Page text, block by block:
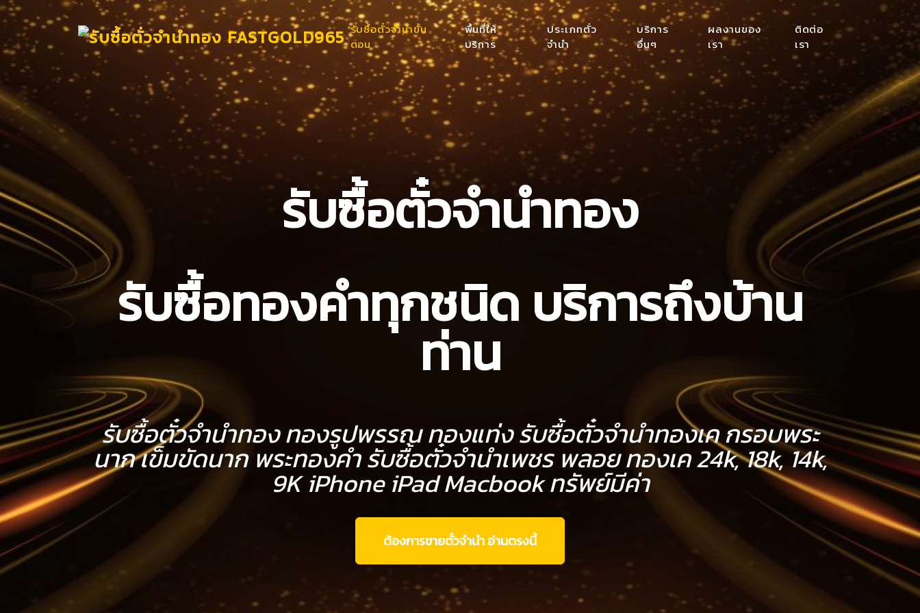
รับซื้อตั๋วจำนำขั้น
ตอน
พื้นที่ให้
บริการ
ประเภทตั่ว
จำนำ
บริการ
อื่นๆ
ผลงานของ
เรา
ติดต่อ
เรา
รับซื้อตั๋วจำนำทอง
รับซื้อทองคำทุกชนิด บริการถึงบ้าน
ท่าน
รับซื้อตั๋วจำนำทอง ทองรูปพรรณ ทองแท่ง รับซื้อตั๋วจำนำทองเค กรอบพระ
นาก เข็มขัดนาก พระทองคำ รับซื้อตั๋วจำนำเพชร พลอย ทองเค 24k, 18k, 14k,
9K iPhone iPad Macbook ทรัพย์มีค่า
ต้องการขายตั๋วจำนำ อ่านตรงนี้